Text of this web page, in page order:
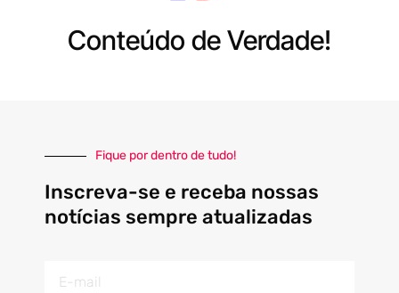
Conteúdo de Verdade!
Fique por dentro de tudo!
Inscreva-se e receba nossas
notícias sempre atualizadas